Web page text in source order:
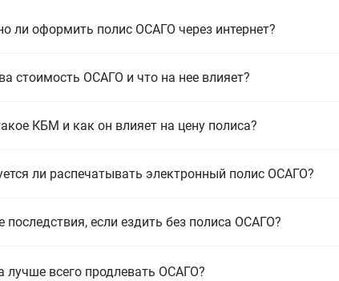
ли оформить полис ОСАГО через интернет?
стоимость ОСАГО и что на нее влияет?
КБМ и как он влияет на цену полиса?
ли распечатывать электронный полис ОСАГО?
последствия, если ездить без полиса ОСАГО?
лучше всего продлевать ОСАГО?